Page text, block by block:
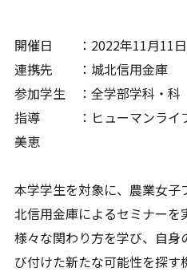
開催日 ：2022年11月11
連携先 ：城北信用金庫
参加学生 ：全学部学科・科
指導 ：ヒューマンライフ
美恵
本学学生を対象に、農業女
北信用金庫によるセミナーを
様々な関わり方を学び、自
び付けた新たな可能性を探す